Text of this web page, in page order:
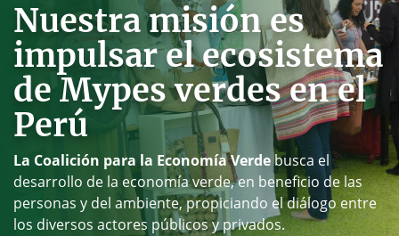
Nuestra misión es
impulsar el ecosistema
de Mypes verdes en el
Perú
La Coalición para la Economía Verdebusca el
desarrollo de la economía verde, en beneficio de las
personas y del ambiente, propiciando el diálogo entre
los diversos actores públicos y privados.